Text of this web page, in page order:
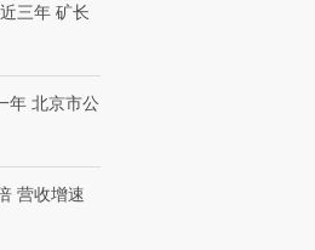
三年 矿长
年 北京市公
营收增速